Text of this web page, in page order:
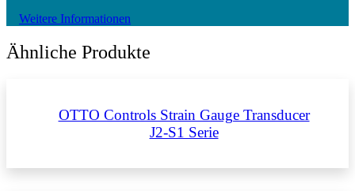
Weitere Informationen
Ähnliche Produkte
OTTO Controls Strain Gauge Transducer
J2-S1 Serie